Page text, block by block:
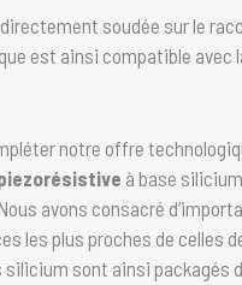
soudée sur le
est ainsi compatible avec
notre offre
à base
avons consacré
les plus proches de celles
sont ainsi packagés